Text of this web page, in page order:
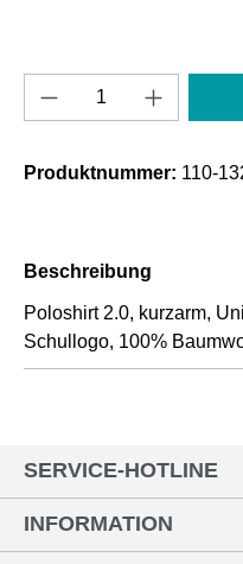
Produkt Anzahl:
Produktnummer: 110-
Beschreibung
Poloshirt 2.0, kurzarm,
Schullogo, 100%
SERVICE-HOTLINE
INFORMATION